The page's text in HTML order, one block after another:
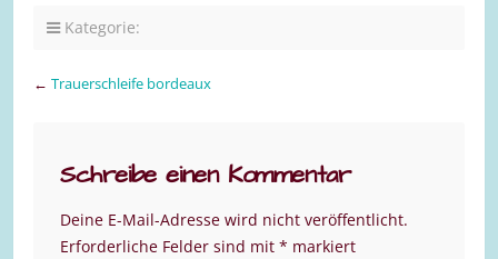
Kategorie:
← Trauerschleife bordeaux
Schreibe einen Kommentar
Deine E-Mail-Adresse wird nicht veröffentlicht.
Erforderliche Felder sind mit * markiert